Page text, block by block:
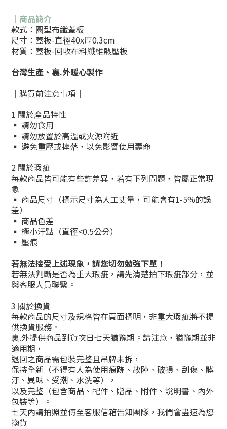
｜商品簡介｜
款式：圓型布纖蓋板
尺寸：蓋板-直徑40x厚0.3cm
材質：蓋板-回收布料纖維熱壓板
台灣生產、裏.外暖心製作
｜購買前注意事項｜
1 關於產品特性
▪ 請勿食用
▪ 請勿放置於高溫或火源附近
▪ 避免重壓或摔落，以免影響使用壽命
2 關於瑕疵
每款商品皆可能有些許差異，若有下列問題，皆屬正常現
象
▪ 商品尺寸（標示尺寸為人工丈量，可能會有1-5%的誤
差）
▪ 商品色差
▪ 極小汙點（直徑<0.5公分）
▪ 壓痕
若無法接受上述現象，請您切勿勉強下單！
若無法判斷是否為重大瑕疵，請先清楚拍下瑕疵部分，並
與客服人員聯繫。
3 關於換貨
每款商品的尺寸及規格皆在頁面標明，非重大瑕疵將不提
供換貨服務。
裏.外提供商品到貨次日七天猶豫期。請注意，猶豫期並非
適用期，
退回之商品需包裝完整且吊牌未拆，
保持全新（不得有人為使用痕跡、故障、破損、刮傷、髒
汙、異味、受潮、水洗等），
以及完整（包含商品、配件、贈品、附件、說明書、內外
包裝等）。
七天內請拍照並傳至客服信箱告知團隊，我們會盡速為您
換貨